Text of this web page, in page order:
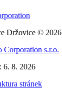
Držovice © 2026
Corporation s.r.o.
6. 8. 2026
stránek